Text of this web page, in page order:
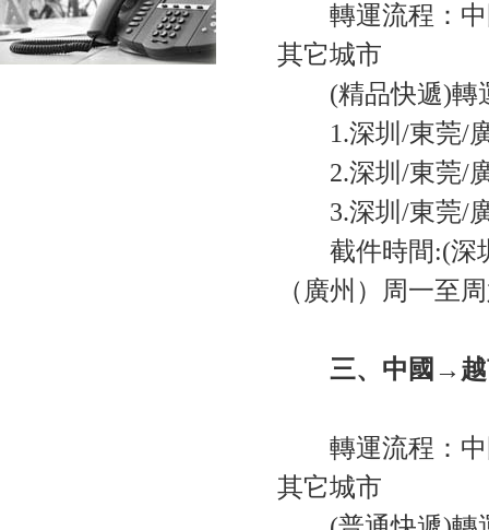
轉運流程：中
其它城市
(精品快遞)轉
1.深圳/東莞/廣
2.深圳/東莞/廣
3.深圳/東莞/廣
截件時間:(深圳
（廣州）周一至
三、中國→
轉運流程：中
其它城市